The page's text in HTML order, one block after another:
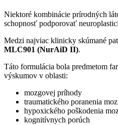
Niektoré kombinácie prírodných
schopnosť podporovať
Medzi najviac klinicky skúmané
MLC901 (NurAiD II).
Táto formulácia bola predmetom
výskumov v oblasti:
mozgovej príhody
traumatického poranenia
hypoxického poškodenia
kognitívnych porúch